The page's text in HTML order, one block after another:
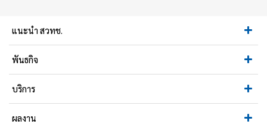
แนะนำ สวทช.
พันธกิจ
บริการ
ผลงาน